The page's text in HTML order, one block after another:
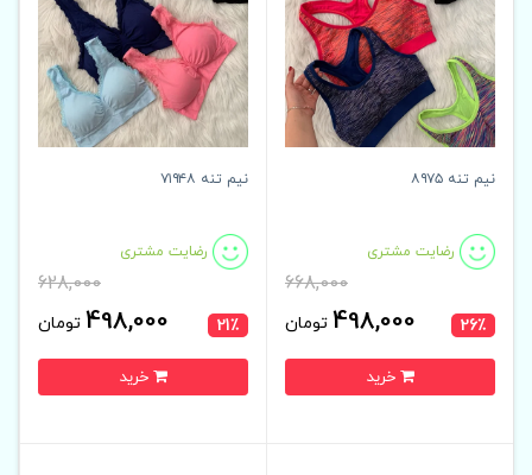
26٪
نیم تنه ۸۹۷۵
رضایت مشتری
668,000
498,000 تومان 21٪
نیم تنه ۷۱۹۴۸
رضایت مشتری
628,000
498,000 تومان